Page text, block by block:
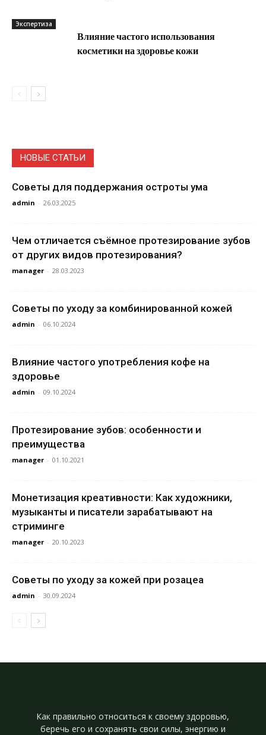
Экспертиза
Влияние частого использования
косметики на здоровье кожи
НОВЫЕ СТАТЬИ
Советы для поддержания остроты ума
admin - 26.03.2025
Чем отличается съёмное протезирование зубов
от других видов протезирования?
manager - 28.03.2023
Советы по уходу за комбинированной кожей
admin - 06.10.2024
Влияние частого употребления кофе на
здоровье
admin - 09.10.2024
Протезирование зубов: особенности и
преимущества
manager - 01.10.2021
Монетизация креативности: Как художники,
музыканты и писатели зарабатывают на
стриминге
manager - 20.10.2023
Советы по уходу за кожей при розацеа
admin - 30.09.2024
Как правильно относиться к своему здоровью,
беречь его и сохранять свои силы, энергию и